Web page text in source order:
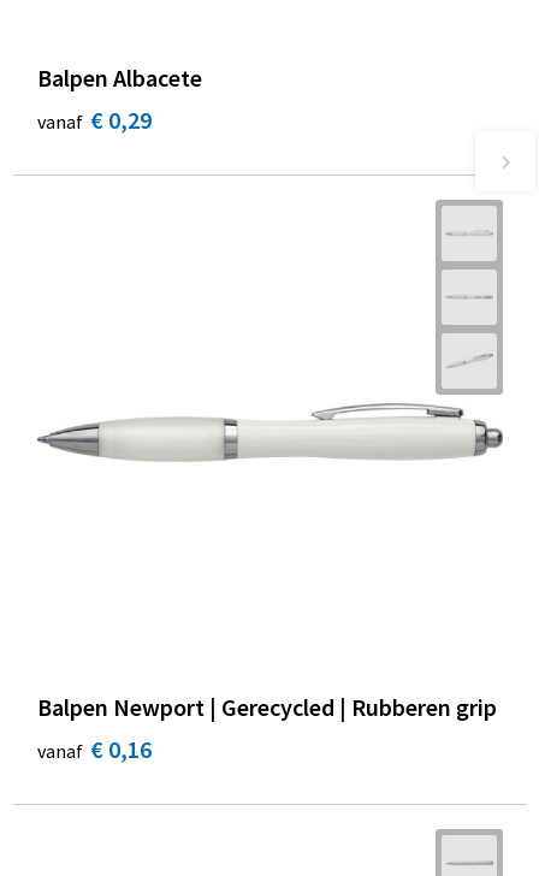
Balpen Albacete
vanaf € 0,29
Balpen Newport | Gerecycled | Rubberen grip
vanaf € 0,16